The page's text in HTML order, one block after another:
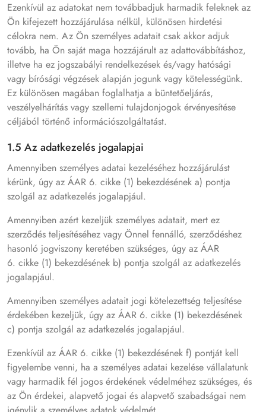
Ezenkívül az adatokat nem továbbadjuk harmadik feleknek az
Ön kifejezett hozzájárulása nélkül, különösen hirdetési
célokra nem. Az Ön személyes adatait csak akkor adjuk
tovább, ha Ön saját maga hozzájárult az adattovábbításhoz,
illetve ha ez jogszabályi rendelkezések és/vagy hatósági
vagy bírósági végzések alapján jogunk vagy kötelességünk.
Ez különösen magában foglalhatja a büntetőeljárás,
veszélyelhárítás vagy szellemi tulajdonjogok érvényesítése
céljából történő információszolgáltatást.
1.5 Az adatkezelés jogalapjai
Amennyiben személyes adatai kezeléséhez hozzájárulást
kérünk, úgy az ÁAR 6. cikke (1) bekezdésének a) pontja
szolgál az adatkezelés jogalapjául.
Amennyiben azért kezeljük személyes adatait, mert ez
szerződés teljesítéséhez vagy Önnel fennálló, szerződéshez
hasonló jogviszony keretében szükséges, úgy az ÁAR
6. cikke (1) bekezdésének b) pontja szolgál az adatkezelés
jogalapjául.
Amennyiben személyes adatait jogi kötelezettség teljesítése
érdekében kezeljük, úgy az ÁAR 6. cikke (1) bekezdésének
c) pontja szolgál az adatkezelés jogalapjául.
Ezenkívül az ÁAR 6. cikke (1) bekezdésének f) pontját kell
figyelembe venni, ha a személyes adatai kezelése vállalatunk
vagy harmadik fél jogos érdekének védelméhez szükséges, és
az Ön érdekei, alapvető jogai és alapvető szabadságai nem